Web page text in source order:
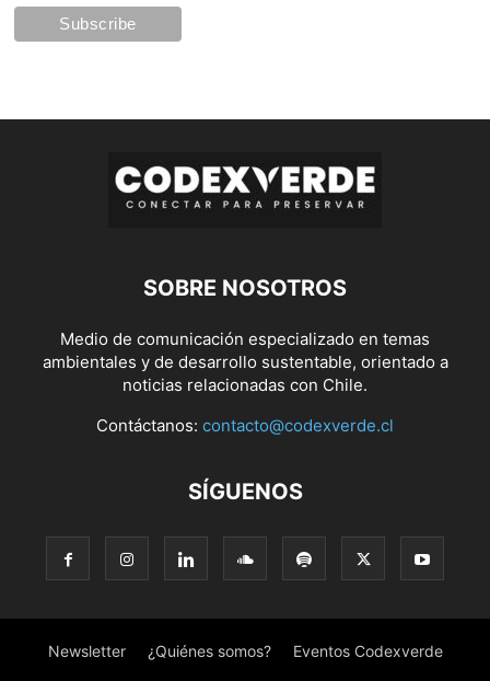
SOBRE NOSOTROS
Medio de comunicación especializado en temas
ambientales y de desarrollo sustentable, orientado a
noticias relacionadas con Chile.
Contáctanos: contacto@codexverde.cl
SÍGUENOS
Newsletter ¿Quiénes somos? Eventos Codexverde